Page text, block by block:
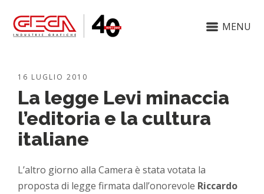
MENU
16 LUGLIO 2010
La legge Levi minaccia
l’editoria e la cultura
italiane
L’altro giorno alla Camera è stata votata la
proposta di legge firmata dall’onorevole Riccardo